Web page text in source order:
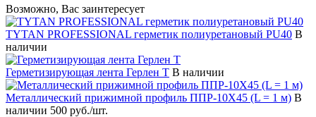
Возможно, Вас заинтересует
TYTAN PROFESSIONAL герметик полиуретановый PU40 В
наличии
Герметизирующая лента Герлен Т В наличии
Металлический прижимной профиль ППР-10Х45 (L = 1 м) В
наличии 500 руб./шт.